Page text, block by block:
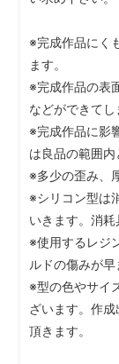
※完成作品にく
ます。
※完成作品の表
などができてし
※完成作品に影
は良品の範囲内
※多少の歪み、
※シリコン型は
いきます。消耗
※使用するレジ
ルドの傷みが早
※型の色やサイ
ざいます。作
頂きます。